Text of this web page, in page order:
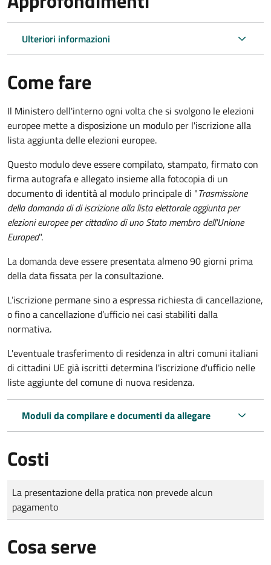
Ulteriori informazioni
Come fare
Il Ministero dell'interno ogni volta che si svolgono le elezioni
europee mette a disposizione un modulo per l'iscrizione alla
lista aggiunta delle elezioni europee.
Questo modulo deve essere compilato, stampato, firmato con
firma autografa e allegato insieme alla fotocopia di un
documento di identità al modulo principale di "Trasmissione
della domanda di di iscrizione alla lista elettorale aggiunta per
elezioni europee per cittadino di uno Stato membro dell'Unione
Europea".
La domanda deve essere presentata almeno 90 giorni prima
della data fissata per la consultazione.
L’iscrizione permane sino a espressa richiesta di cancellazione,
o fino a cancellazione d’ufficio nei casi stabiliti dalla
normativa.
L'eventuale trasferimento di residenza in altri comuni italiani
di cittadini UE già iscritti determina l'iscrizione d'ufficio nelle
liste aggiunte del comune di nuova residenza.
Moduli da compilare e documenti da allegare
Costi
Tipo di pagamento
Importo
La presentazione della pratica non prevede alcun
pagamento
Cosa serve